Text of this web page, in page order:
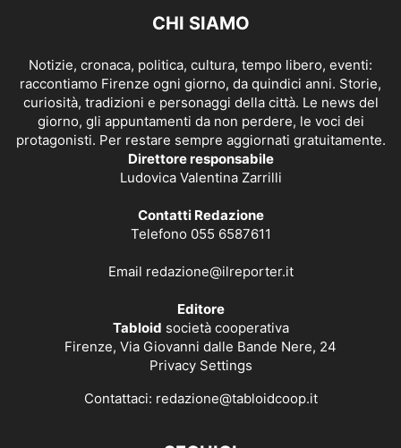
CHI SIAMO
Notizie, cronaca, politica, cultura, tempo libero, eventi:
raccontiamo Firenze ogni giorno, da quindici anni. Storie,
curiosità, tradizioni e personaggi della città. Le news del
giorno, gli appuntamenti da non perdere, le voci dei
protagonisti. Per restare sempre aggiornati gratuitamente.
Direttore responsabile
Ludovica Valentina Zarrilli
Contatti Redazione
Telefono 055 6587611
Email redazione@ilreporter.it
Editore
Tabloid società cooperativa
Firenze, Via Giovanni dalle Bande Nere, 24
Privacy Settings
Contattaci: redazione@tabloidcoop.it